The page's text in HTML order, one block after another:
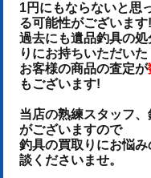
1円にもならないと思
る可能性がございます!
過去にも遺品釣具の
りにお持ちいただいた
お客様の商品の査定が
もございます!
当店の熟練スタッフ
がございますので
釣具の買取りにお悩
談くださいませ。